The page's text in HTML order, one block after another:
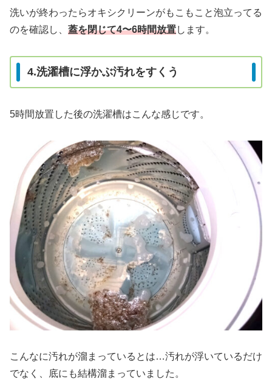
洗いが終わったらオキシクリーンがもこもこと泡立ってる
のを確認し、 蓋を閉じて4〜6時間放置します。
4.洗濯槽に浮かぶ汚れをすくう
5時間放置した後の洗濯槽はこんな感じです。
こんなに汚れが溜まっているとは…汚れが浮いているだけ
でなく、底にも結構溜まっていました。